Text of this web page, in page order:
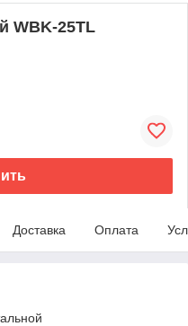
WBK-25TL
Доставка Оплата